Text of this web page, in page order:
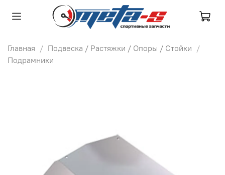
Главная
Подвеска / Растяжки / Опоры / Стойки
Подрамники